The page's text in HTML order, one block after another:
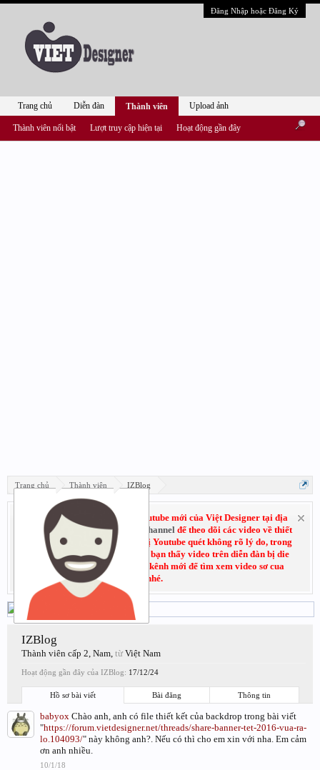
Đăng Nhập hoặc Đăng Ký
Trang chủ Thành viên IZBlog
Hãy đăng ký subscribe kênh Youtube mới của Việt Designer tại địa
Youtube.com/VietDesignerChannel để theo dõi các video về thiết
kế đồ họa. Do trước đó kênh cũ bị Youtube quét không rõ lý do, trong
thời gian chờ kháng cáo nếu các bạn thấy video trên diễn đàn bị die
không xem được thì có thể vào kênh mới để tìm xem video sơ cua
nhé.
IZBlog
Thành viên cấp 2, Nam, từ Việt Nam
Hoạt động gần đây của IZBlog: 17/12/24
Hồ sơ bài viết Bài đăng Thông tin
babyox Chào anh, anh có file thiết kết của backdrop trong bài viết
"https://forum.vietdesigner.net/threads/share-banner-tet-2016-vua-ra-
lo.104093/" này không anh?. Nếu có thì cho em xin với nha. Em cảm
ơn anh nhiều.
10/1/18
Trang chủ Diễn đàn Thành viên
Thành viên nổi bật Lượt truy cập hiện tại Hoạt động gần đây
Upload ảnh